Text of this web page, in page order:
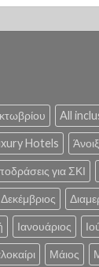
All
Hotels
για ΣΚΙ
Δεκέμβριος
Ιανουάριος
Μάιος